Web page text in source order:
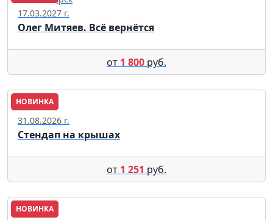
17.03.2027 г.
Олег Митяев. Всё вернётся
от 1 800 руб.
НОВИНКА
Москва
31.08.2026 г.
Стендап на крышах
от 1 251 руб.
НОВИНКА
Москва